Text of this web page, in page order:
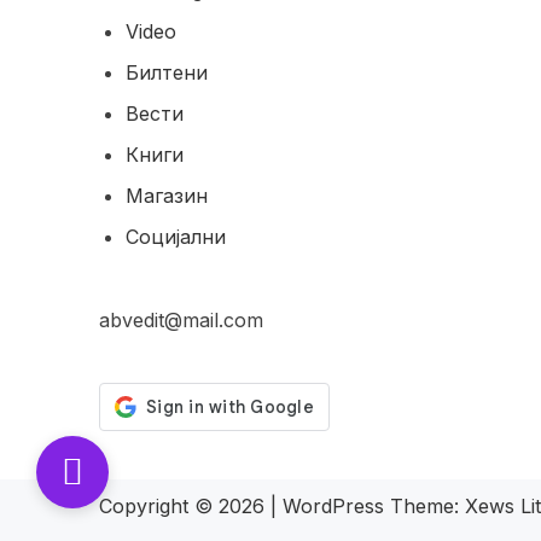
Video
Билтени
Вести
Книги
Магазин
Социјални
abvedit@mail.com
Copyright © 2026 WordPress Theme: Xews